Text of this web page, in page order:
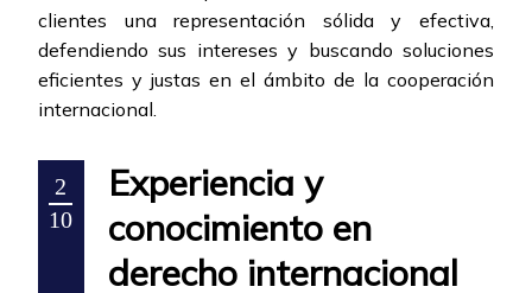
clientes una representación sólida y efectiva,
defendiendo sus intereses y buscando soluciones
eficientes y justas en el ámbito de la cooperación
internacional.
2
10
Experiencia y
conocimiento en
derecho internacional